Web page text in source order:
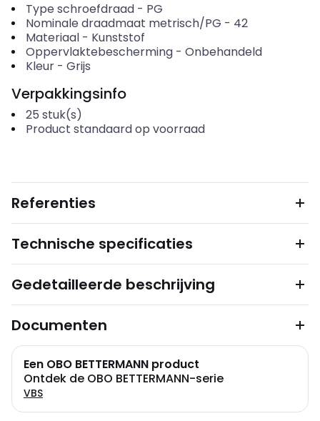
Type schroefdraad- PG
Nominale draadmaat metrisch/PG - 42
Materiaal- Kunststof
Oppervlaktebescherming- Onbehandeld
Kleur- Grijs
Verpakkingsinfo
25 stuk(s)
Product standaard op voorraad
Referenties
Technische specificaties
Gedetailleerde beschrijving
Documenten
Een OBO BETTERMANN product
Ontdek de OBO BETTERMANN-serie
VBS